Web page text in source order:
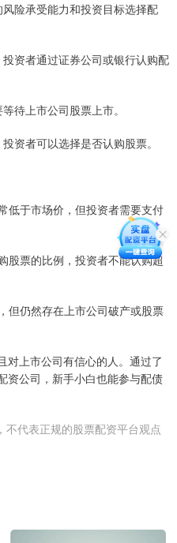
险承受能力和投资目标选择配
资者通过证券公司或银行认购配
待上市公司股票上市。
资者可以选择是否认购股票。
低于市场价，但投资者需要支付
股票的比例，投资者不能认购超
但仍然存在上市公司破产或股票
对上市公司有信心的人。通过了
资公司，新手小白也能参与配债
不代表正规的股票配资平台观点